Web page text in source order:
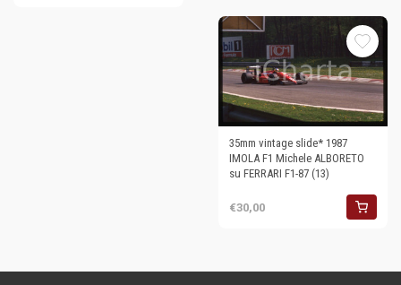
35mm vintage slide* 1987
IMOLA F1 Michele ALBORETO
su FERRARI F1-87 (13)
€30,00